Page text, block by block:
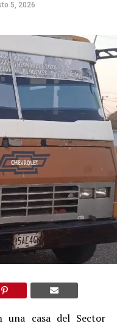
5, 2026
una casa del Sector